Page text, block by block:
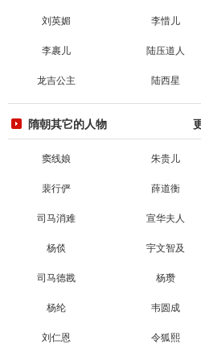
刘英媚 李惜儿
李裹儿 陆压道人
龙吉公主 陆西星
隋朝其它的人物
窦线娘 朱贵儿
裴行俨 薛道衡
司马消难 宣华夫人
杨倓 宇文智及
司马德戡 杨瓒
杨纶 韦圆成
刘仁恩 令狐熙